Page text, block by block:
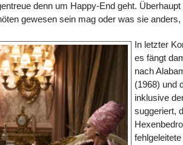
denn um Happy-End geht.
gewesen sein mag oder was sie
In letzter
es fängt
nach
(1968) und
inklusive
suggeriert,